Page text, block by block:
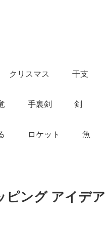
クリスマス 干支
手裏剣 剣
ロケット 魚
ピング アイデア